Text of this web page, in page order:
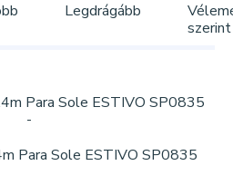
Legdrágább
szerint
Para Sole ESTIVO SP0835